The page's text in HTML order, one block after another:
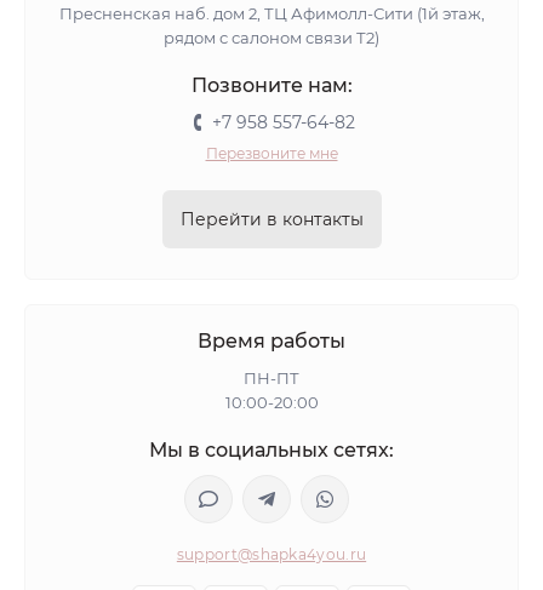
Пресненская наб. дом 2, ТЦ Афимолл-Сити (1й этаж,
рядом с салоном связи Т2)
Позвоните нам:
+7 958 557-64-82
Перезвоните мне
Перейти в контакты
Время работы
ПН-ПТ
10:00-20:00
Мы в социальных сетях:
support@shapka4you.ru